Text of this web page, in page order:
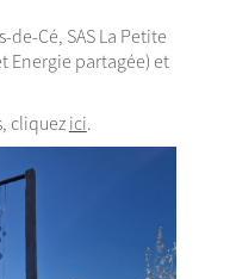
Cé, SAS La Petite
Energie partagée) et
cliquez ici.